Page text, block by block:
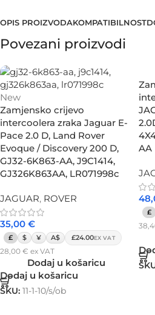
OPIS PROIZVODAKOMPATIBILNOST
Povezani proizvodi
New
Zamjensko crijevo
intercoolera zraka Jaguar E-
Pace 2.0 D, Land Rover
Evoque / Discovery 200 D,
GJ32-6K863-AA, J9C1414,
GJ326K863AA, LR071998c
JAGUAR, ROVER
35,00 €
£ $ ¥ A$ £24.00EX VAT
28,00 € ex VAT
Dodaj u košaricu
Dodaj u košaricu
SKU: 11-1-10/s/ob
AA
£